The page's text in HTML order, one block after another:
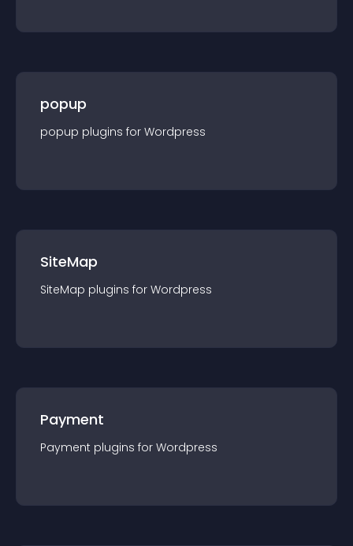
popup
popup plugins for Wordpress
SiteMap
SiteMap plugins for Wordpress
Payment
Payment plugins for Wordpress